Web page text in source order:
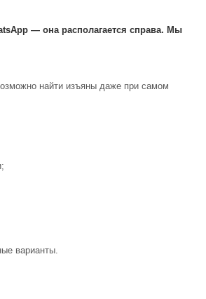
— она располагается справа. Мы
найти изъяны даже при самом
варианты.